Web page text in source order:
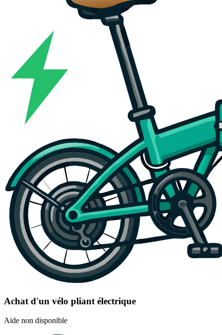
Achat d'un vélo pliant électrique
Aide non disponible